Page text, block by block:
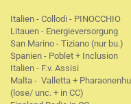
Italien - Collodi - PINOCCHIO
Litauen - Energieversorgung
San Marino - Tiziano (nur bu.)
Spanien - Poblet + Inclusion
Italien - F.v. Assisi
Malta - Valletta +
(lose/ unc. + in CC)